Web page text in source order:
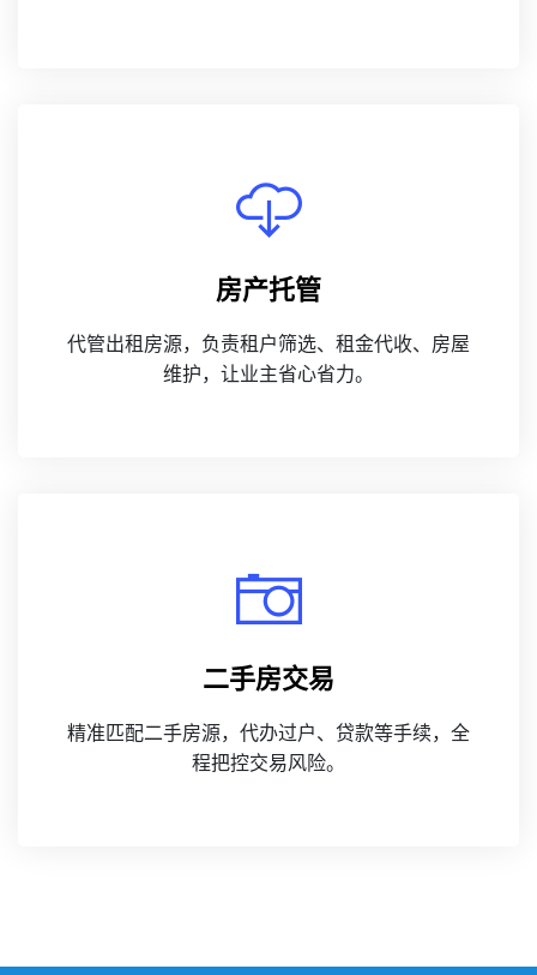
房产托管
代管出租房源，负责租户筛选、租金代收、房屋
维护，让业主省心省力。
二手房交易
精准匹配二手房源，代办过户、贷款等手续，全
程把控交易风险。